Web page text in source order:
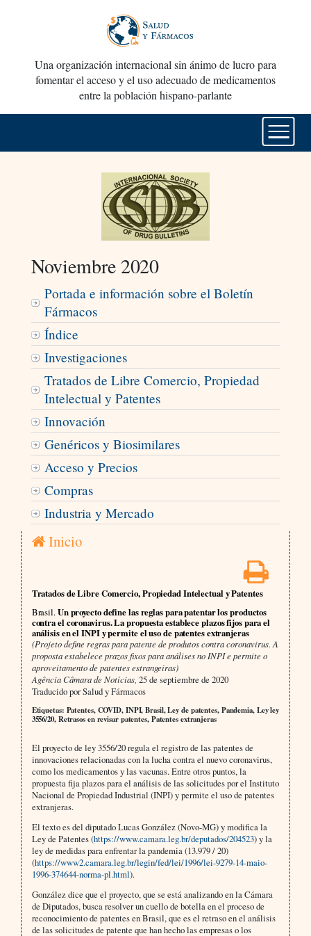
Una organización internacional sin ánimo de lucro para
fomentar el acceso y el uso adecuado de medicamentos
entre la población hispano-parlante
Noviembre 2020
Portada e información sobre el Boletín
Fármacos
Índice
Investigaciones
Tratados de Libre Comercio, Propiedad
Intelectual y Patentes
Innovación
Genéricos y Biosimilares
Acceso y Precios
Compras
Industria y Mercado
Inicio
Tratados de Libre Comercio, Propiedad Intelectual y Patentes
Brasil.Un proyecto define las reglas para patentar los productos
contra el coronavirus. La propuesta establece plazos fijos para el
análisis en el INPI y permite el uso de patentes extranjeras
(Projeto define regras para patente de produtos contra coronavirus. A
proposta estabelece prazos fixos para análises no INPI e permite o
aproveitamento de patentes estrangeiras)
Agência Câmara de Notícias, 25 de septiembre de 2020
Traducido por Salud y Fármacos
Etiquetas: Patentes, COVID, INPI, Brasil, Ley de patentes, Pandemia, Ley ley
3556/20, Retrasos en revisar patentes, Patentes extranjeras
El proyecto de ley 3556/20 regula el registro de las patentes de
innovaciones relacionadas con la lucha contra el nuevo coronavirus,
como los medicamentos y las vacunas. Entre otros puntos, la
propuesta fija plazos para el análisis de las solicitudes por el Instituto
Nacional de Propiedad Industrial (INPI) y permite el uso de patentes
extranjeras.
El texto es del diputado Lucas González (Novo-MG) y modifica la
Ley de Patentes (https://www.camara.leg.br/deputados/204523) y la
ley de medidas para enfrentar la pandemia (13.979 / 20)
(https://www2.camara.leg.br/legin/fed/lei/1996/lei-9279-14-maio-
1996-374644-norma-pl.html).
González dice que el proyecto, que se está analizando en la Cámara
de Diputados, busca resolver un cuello de botella en el proceso de
reconocimiento de patentes en Brasil, que es el retraso en el análisis
de las solicitudes de patente que han hecho las empresas o los